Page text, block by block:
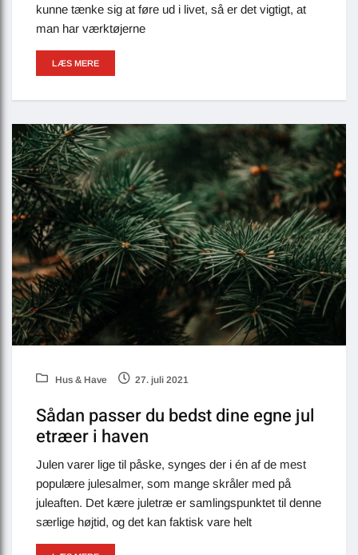
kunne tænke sig at føre ud i livet, så er det vigtigt, at
man har værktøjerne
LÆS MERE
Hus & Have 27. juli 2021
Sådan passer du bedst dine egne jul
etræer i haven
Julen varer lige til påske, synges der i én af de mest
populære julesalmer, som mange skråler med på
juleaften. Det kære juletræ er samlingspunktet til denne
særlige højtid, og det kan faktisk vare helt